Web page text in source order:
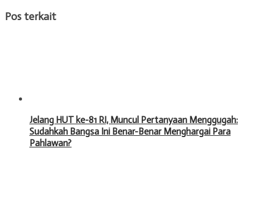
Pos terkait
Jelang HUT ke-81 RI, Muncul Pertanyaan Menggugah:
Sudahkah Bangsa Ini Benar-Benar Menghargai Para
Pahlawan?